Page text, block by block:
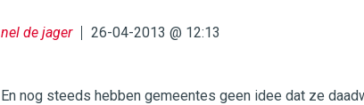
nel de jager 26-04-2013 @ 12:13
En nog steeds hebben gemeentes geen idee dat ze